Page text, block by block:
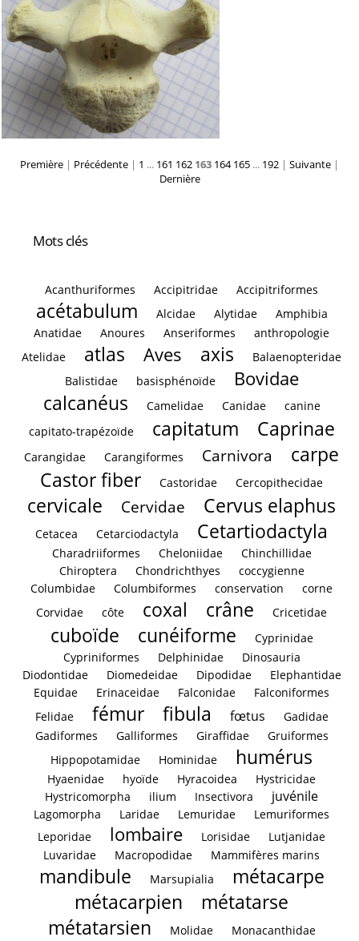
Première | Précédente | 1 ... 161 162 163 164 165 ... 192 | Suivante |
Dernière
Mots clés
Acanthuriformes Accipitridae Accipitriformes
acétabulum Alcidae Alytidae
Amphibia
Anatidae
Anoures Anseriformes
anthropologie
Atelidae
atlas Aves axis
Balaenopteridae
Balistidae
basisphénoïde Bovidae
calcanéus Camelidae Canidae
canine
capitato-trapézoïde
capitatum Caprinae
Carangidae Carangiformes Carnivora
carpe
Castor fiber
Castoridae Cercopithecidae
cervicale Cervidae Cervus elaphus
Cetacea Cetarciodactyla Cetartiodactyla
Charadriiformes Cheloniidae
Chinchillidae
Chiroptera
Chondrichthyes
coccygienne
Columbidae
Columbiformes conservation
corne
Corvidae
côte coxal crâne Cricetidae
cuboïde cunéiforme
Cyprinidae
Cypriniformes
Delphinidae
Dinosauria
Diodontidae
Diomedeidae Dipodidae
Elephantidae
Equidae
Erinaceidae Falconidae
Falconiformes
Felidae
fémur fibula fœtus
Gadidae
Gadiformes
Galliformes Giraffidae
Gruiformes
Hippopotamidae
Hominidae humérus
Hyaenidae hyoïde Hyracoidea
Hystricidae
Hystricomorpha
ilium Insectivora juvénile
Lagomorpha Laridae Lemuridae
Lemuriformes
Leporidae
lombaire Lorisidae
Lutjanidae
Luvaridae
Macropodidae Mammifères marins
mandibule Marsupialia
métacarpe
métacarpien
métatarse
métatarsien
Molidae
Monacanthidae